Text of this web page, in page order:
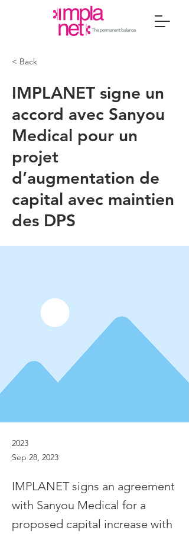
< Back
IMPLANET signe un
accord avec Sanyou
Medical pour un
projet
d’augmentation de
capital avec maintien
des DPS
2023
Sep 28, 2023
IMPLANET signs an agreement
with Sanyou Medical for a
proposed capital increase with